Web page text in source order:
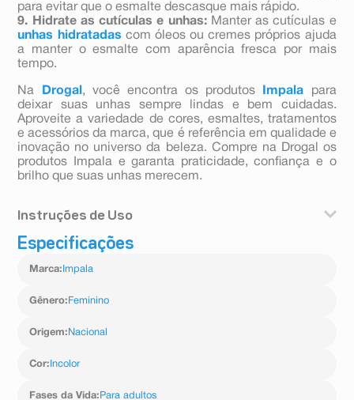
para evitar que o esmalte descasque mais rápido.
9. Hidrate as cutículas e unhas:Manter as cutículas e
unhas hidratadas com óleos ou cremes próprios ajuda
a manter o esmalte com aparência fresca por mais
tempo.
Na Drogal , você encontra os produtos Impala
para
deixar suas unhas sempre lindas e bem cuidadas.
Aproveite a variedade de cores, esmaltes, tratamentos
e acessórios da marca, que é referência em qualidade e
inovação no universo da beleza. Compre na Drogal os
produtos Impala e garanta praticidade, confiança e o
brilho que suas unhas merecem.
Instruções de Uso
1. Prepare as unhas: limpe, lixe e remova o excesso de
2. Aplique uma base fortalecedora para proteger as
Especificações
Marca: Impala
Gênero: Feminino
Origem: Nacional
Cor: Incolor
Fases da Vida: Para adultos